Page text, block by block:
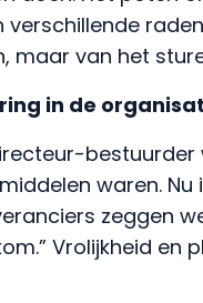
verschillende
maar van het
in de
waren.
zeggen
Vrolijkheid en